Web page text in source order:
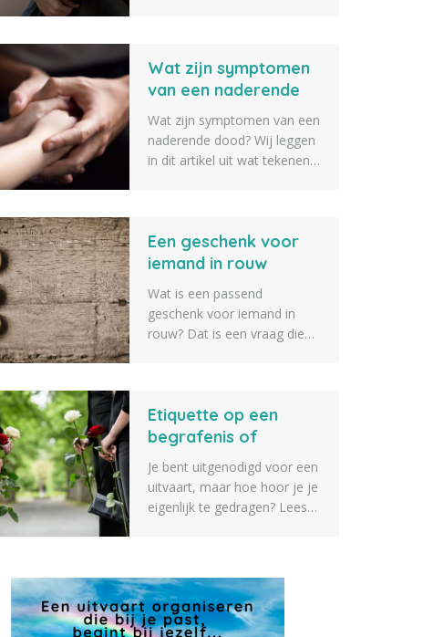
helpen. Wij hebben daarom
een lijst opgesteld met 10
hierbij te helpen.
Wat zijn symptomen
van een naderende
dood?
Wat zijn symptomen van een
naderende dood? Wij leggen
in dit artikel uit wat tekenen
naaste iets beter wat er gaat
gebeuren als iemand op
Een geschenk voor
iemand in rouw
Wat is een passend
geschenk voor iemand in
rouw? Dat is een vraag die
geschenken die je kunt
geven aan iemand die een
weten dat er iets tussen zit
wat je geschikt vindt.
Etiquette op een
begrafenis of
crematie
Je bent uitgenodigd voor een
uitvaart, maar hoe hoor je je
eigenlijk te gedragen? Lees